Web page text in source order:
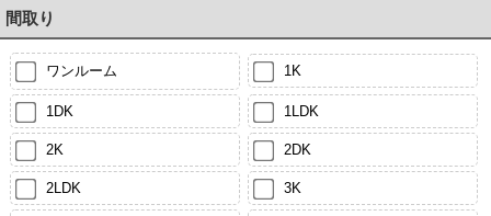
間取り
ワンルーム 1K
1DK 1LDK
2K 2DK
2LDK 3K